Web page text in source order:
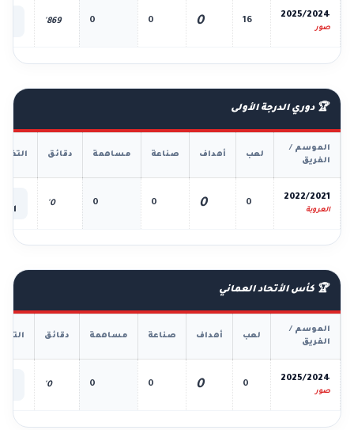
2025/2024
صور
16
0
0
0
869'
🏆 دوري الدرجة الأولى
الموسم /
الفريق
لعب أهداف صناعة مساهمة دقائق
2022/2021
العروبة
0
0
0
0
0'
🏆 كأس الأتحاد العماني
الموسم /
الفريق
لعب أهداف صناعة مساهمة دقائق
2025/2024
صور
0
0
0
0
0'